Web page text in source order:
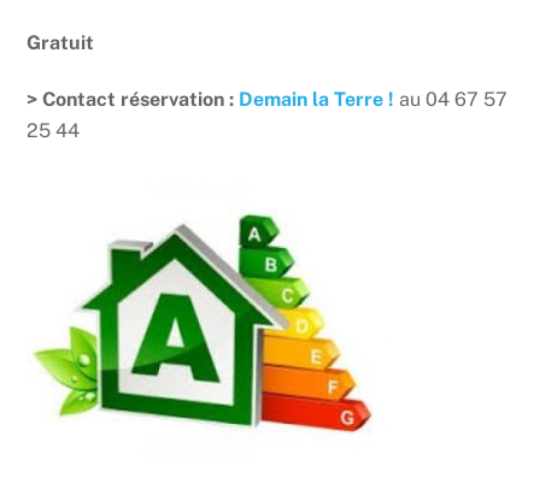
Gratuit
> Contact réservation : Demain la Terre ! au 04 67 57
25 44